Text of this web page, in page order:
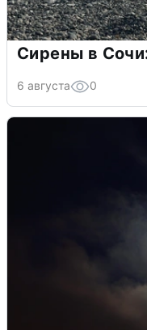
Сирены в
6 августа 0